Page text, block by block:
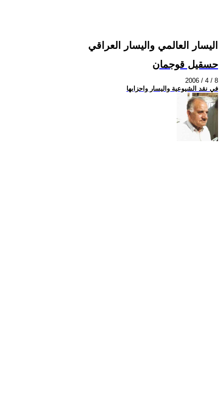
اليسار العالمي واليسار العراقي
حسقيل قوجمان
2006 / 4 / 8
في نقد الشيوعية واليسار واحزابها